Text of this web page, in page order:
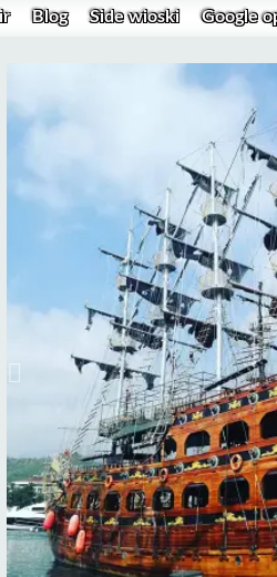
Blog Side wioski Google